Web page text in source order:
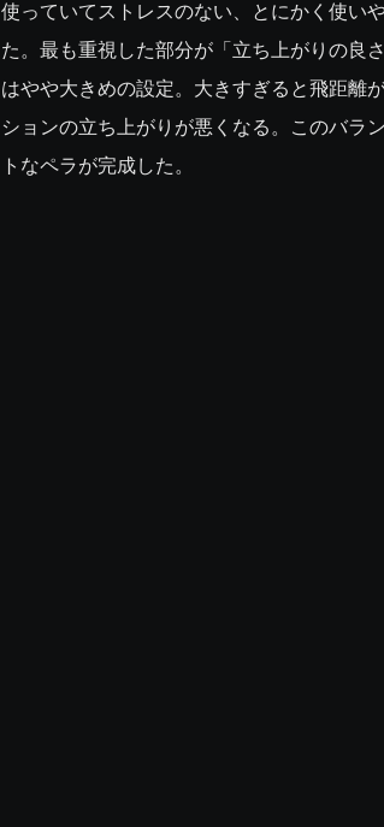
使っていてストレスのない、とにかく使い
た。最も重視した部分が「立ち上がりの良
はやや大きめの設定。大きすぎると飛距離
ションの立ち上がりが悪くなる。このバラ
トなペラが完成した。